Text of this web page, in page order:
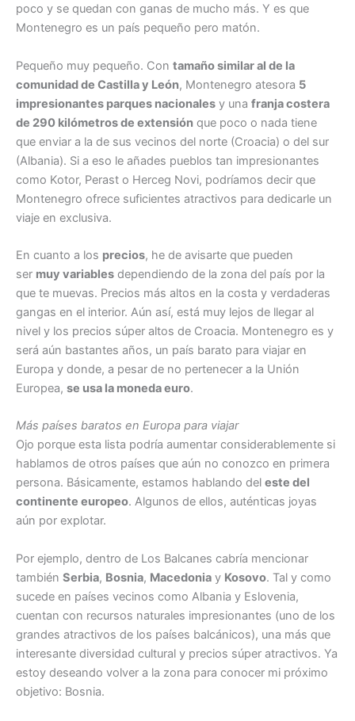
poco y se quedan con ganas de mucho más. Y es que
Montenegro es un país pequeño pero matón.
Pequeño muy pequeño. Con tamaño similar al de la
comunidad de Castilla y León, Montenegro atesora 5
impresionantes parques nacionales y una franja costera
de 290 kilómetros de extensión que poco o nada tiene
que enviar a la de sus vecinos del norte (Croacia) o del sur
(Albania). Si a eso le añades pueblos tan impresionantes
como Kotor, Perast o Herceg Novi, podríamos decir que
Montenegro ofrece suficientes atractivos para dedicarle un
viaje en exclusiva.
En cuanto a los precios, he de avisarte que pueden
ser muy variables dependiendo de la zona del país por la
que te muevas. Precios más altos en la costa y verdaderas
gangas en el interior. Aún así, está muy lejos de llegar al
nivel y los precios súper altos de Croacia. Montenegro es y
será aún bastantes años, un país barato para viajar en
Europa y donde, a pesar de no pertenecer a la Unión
Europea, se usa la moneda euro.
Más países baratos en Europa para viajar
Ojo porque esta lista podría aumentar considerablemente si
hablamos de otros países que aún no conozco en primera
persona. Básicamente, estamos hablando del este del
continente europeo. Algunos de ellos, auténticas joyas
aún por explotar.
Por ejemplo, dentro de Los Balcanes cabría mencionar
también Serbia, Bosnia, Macedonia y Kosovo. Tal y como
sucede en países vecinos como Albania y Eslovenia,
cuentan con recursos naturales impresionantes (uno de los
grandes atractivos de los países balcánicos), una más que
interesante diversidad cultural y precios súper atractivos. Ya
estoy deseando volver a la zona para conocer mi próximo
objetivo: Bosnia.